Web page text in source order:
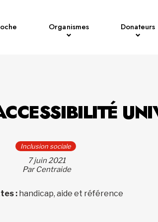
Organismes Donateurs
Inclusion sociale
7 juin 2021
Par Centraide
: handicap, aide et référence